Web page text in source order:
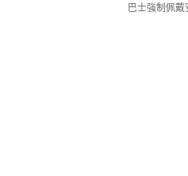
巴士強制佩戴